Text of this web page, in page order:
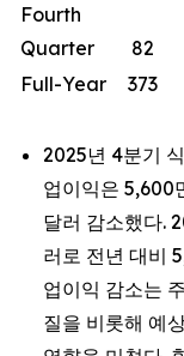
Fourth
Quarter
82
Full-Year
373
2025년 4분기
업이익은 5,600
달러 감소했다.
러로 전년 대비
업이익 감소는
질을 비롯해 예